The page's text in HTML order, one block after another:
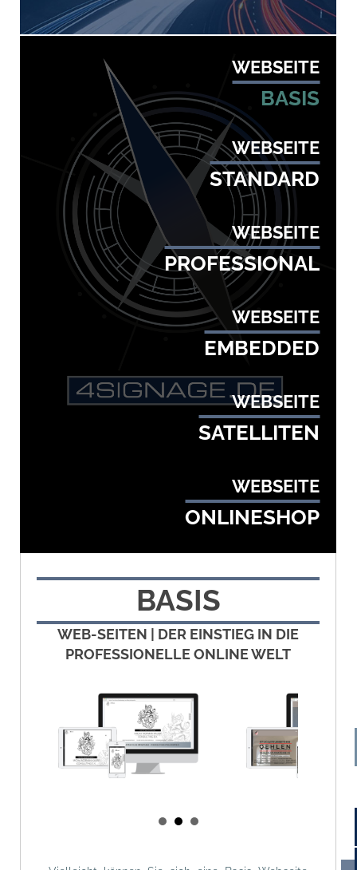
WEBSEITE
BASIS
WEBSEITE
STANDARD
WEBSEITE
PROFESSIONAL
WEBSEITE
EMBEDDED
WEBSEITE
SATELLITEN
WEBSEITE
ONLINESHOP
GASTRONOMIE
BASIS
WEB-SEITEN | DER EINSTIEG IN DIE
PROFESSIONELLE ONLINE WELT